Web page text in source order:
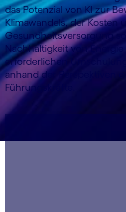
das Potenzial von KI zur
Klimawandels, der Kosten
Gesundheitsversorgung
Nachhaltigkeit von Energie
erforderlichen
anhand der Perspektiven
Führungskräfte.
carousel starts